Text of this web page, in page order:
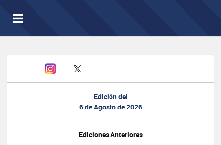
Toggle
navigation
Edición del
6 de Agosto de 2026
Ediciones Anteriores